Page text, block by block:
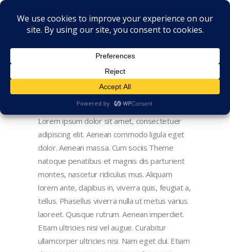
Lorem ipsum dolor sit amet, consectetuer
adipiscing elit. Aenean commodo ligula eget
dolor. Aenean massa. Cum sociis Theme
natoque penatibus et magnis dis parturient
montes, nascetur ridiculus mus. Aliquam
lorem ante, dapibus in, viverra quis, feugiat a,
tellus. Phasellus viverra nulla ut metus varius
laoreet. Quisque rutrum. Aenean imperdiet.
Etiam ultricies nisi vel augue. Curabitur
ullamcorper ultricies nisi. Nam eget dui. Etiam